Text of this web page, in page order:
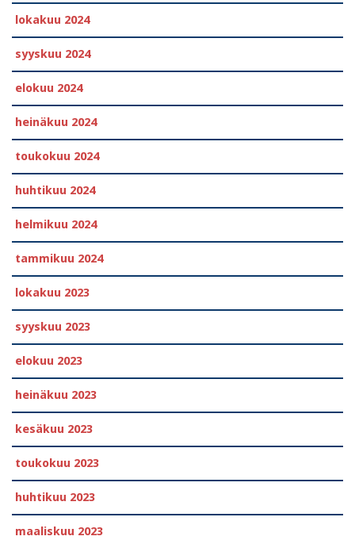
lokakuu 2024
syyskuu 2024
elokuu 2024
heinäkuu 2024
toukokuu 2024
huhtikuu 2024
helmikuu 2024
tammikuu 2024
lokakuu 2023
syyskuu 2023
elokuu 2023
heinäkuu 2023
kesäkuu 2023
toukokuu 2023
huhtikuu 2023
maaliskuu 2023